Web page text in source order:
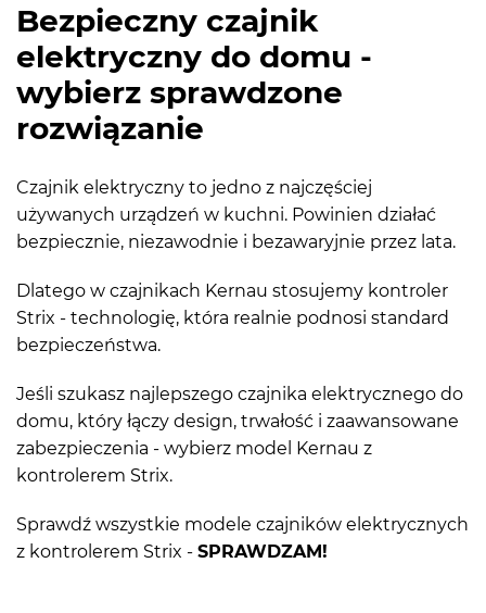
Bezpieczny czajnik
elektryczny do domu -
wybierz sprawdzone
rozwiązanie
Czajnik elektryczny to jedno z najczęściej
używanych urządzeń w kuchni. Powinien działać
bezpiecznie, niezawodnie i bezawaryjnie przez lata.
Dlatego w czajnikach Kernau stosujemy kontroler
Strix - technologię, która realnie podnosi standard
bezpieczeństwa.
Jeśli szukasz najlepszego czajnika elektrycznego do
domu, który łączy design, trwałość i zaawansowane
zabezpieczenia - wybierz model Kernau z
kontrolerem Strix.
Sprawdź wszystkie modele czajników elektrycznych
z kontrolerem Strix - SPRAWDZAM!